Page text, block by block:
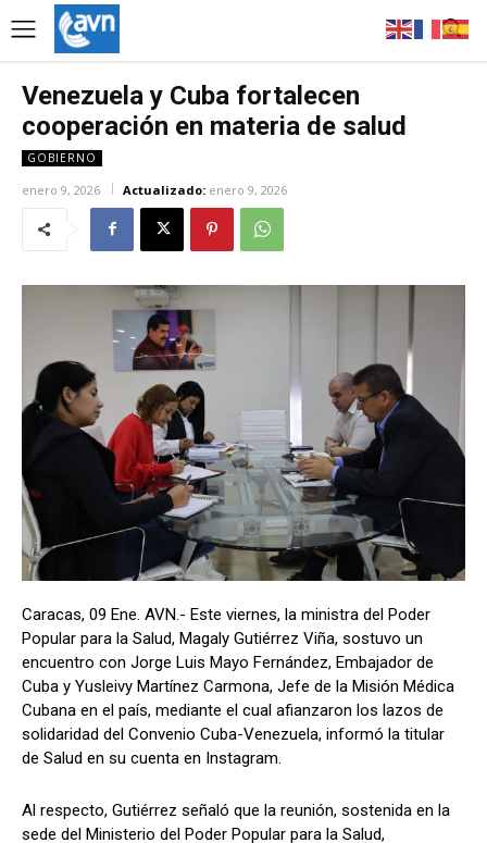
Venezuela y Cuba fortalecen
cooperación en materia de salud
GOBIERNO
enero 9, 2026 Actualizado: enero 9, 2026
Caracas, 09 Ene. AVN.- Este viernes, la ministra del Poder
Popular para la Salud, Magaly Gutiérrez Viña, sostuvo un
encuentro con Jorge Luis Mayo Fernández, Embajador de
Cuba y Yusleivy Martínez Carmona, Jefe de la Misión Médica
Cubana en el país, mediante el cual afianzaron los lazos de
solidaridad del Convenio Cuba-Venezuela, informó la titular
de Salud en su cuenta en Instagram.
Al respecto, Gutiérrez señaló que la reunión, sostenida en la
sede del Ministerio del Poder Popular para la Salud,